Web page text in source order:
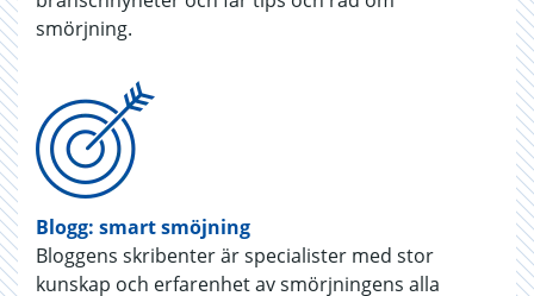
smörjning.
Blogg: smart smöjning
Bloggens skribenter är specialister med stor
kunskap och erfarenhet av smörjningens alla